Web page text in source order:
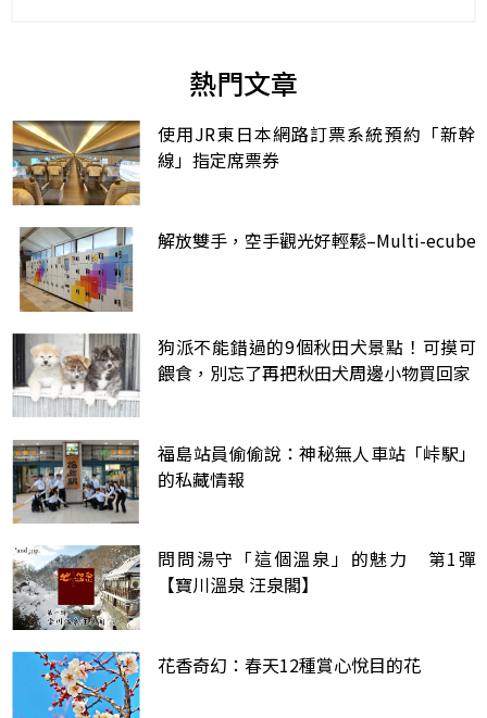
熱門文章
使用JR東日本網路訂票系統預約「新幹
線」指定席票券
解放雙手，空手觀光好輕鬆–Multi-ecube
狗派不能錯過的9個秋田犬景點！可摸可
餵食，別忘了再把秋田犬周邊小物買回家
福島站員偷偷說：神秘無人車站「峠駅」
的私藏情報
問問湯守「這個溫泉」的魅力 第1彈
【寶川溫泉 汪泉閣】
花香奇幻：春天12種賞心悅目的花